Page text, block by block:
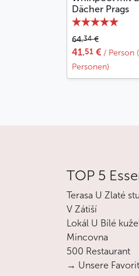
Dächer Prags
64.34€
41.51 € / Person
Personen)
TOP 5
Terasa U Zlaté
V Zátiší
Lokál U Bílé
Mincovna
500 Restaurant
→ Unsere